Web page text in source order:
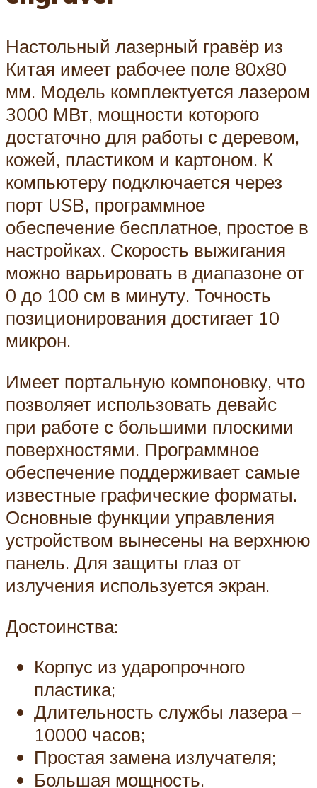
Настольный лазерный гравёр из
Китая имеет рабочее поле 80х80
мм. Модель комплектуется лазером
3000 МВт, мощности которого
достаточно для работы с деревом,
кожей, пластиком и картоном. К
компьютеру подключается через
порт USB, программное
обеспечение бесплатное, простое в
настройках. Скорость выжигания
можно варьировать в диапазоне от
0 до 100 см в минуту. Точность
позиционирования достигает 10
микрон.
Имеет портальную компоновку, что
позволяет использовать девайс
при работе с большими плоскими
поверхностями. Программное
обеспечение поддерживает самые
известные графические форматы.
Основные функции управления
устройством вынесены на верхнюю
панель. Для защиты глаз от
излучения используется экран.
Достоинства:
Корпус из ударопрочного
пластика;
Длительность службы лазера –
10000 часов;
Простая замена излучателя;
Большая мощность.